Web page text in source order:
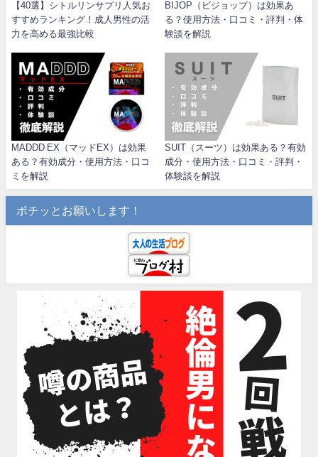
【40選】シトルリンサプリ人気お
すすめランキング！成人男性の活
力を高める最強比較
BIJOP（ビジョップ）は効果あ
る？使用方法・口コミ・評判・体
験談を解説
MADDD EX（マッドEX）は効果
ある？有効成分・使用方法・口コ
ミを解説
SUIT（スーツ）は効果ある？有効
成分・使用方法・口コミ・評判・
体験談を解説
ポチッとお願いします！